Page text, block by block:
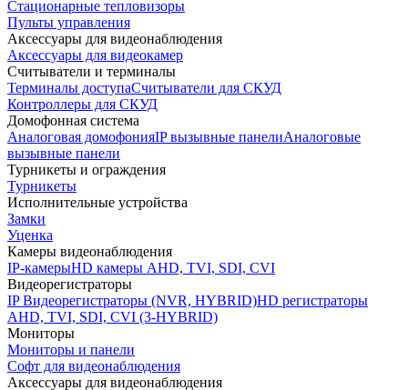
Стационарные тепловизоры
Пульты управления
Аксессуары для видеонаблюдения
Аксессуары для видеокамер
Считыватели и терминалы
Терминалы доступаСчитыватели для СКУД
Контроллеры для СКУД
Домофонная система
Аналоговая домофонияIP вызывные панелиАналоговые
вызывные панели
Турникеты и ограждения
Турникеты
Исполнительные устройства
Замки
Уценка
Камеры видеонаблюдения
IP-камерыHD камеры AHD, TVI, SDI, CVI
Видеорегистраторы
IP Видеорегистраторы (NVR, HYBRID)HD регистраторы
AHD, TVI, SDI, CVI (3-HYBRID)
Мониторы
Мониторы и панели
Софт для видеонаблюдения
Аксессуары для видеонаблюдения